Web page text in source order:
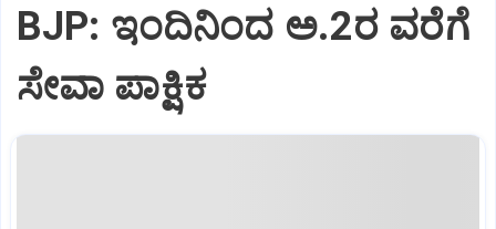
BJP: ಇಂದಿನಿಂದ ಅ.2ರ ವರೆಗೆ
ಸೇವಾ ಪಾಕ್ಷಿಕ